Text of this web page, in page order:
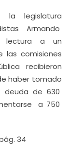
legislatura
Armando
lectura a un
comisiones
recibieron
haber tomado
deuda de 630
a 750
34